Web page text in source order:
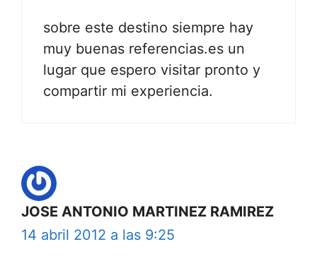
sobre este destino siempre hay
muy buenas referencias.es un
lugar que espero visitar pronto y
compartir mi experiencia.
JOSE ANTONIO MARTINEZ RAMIREZ
14 abril 2012 a las 9:25